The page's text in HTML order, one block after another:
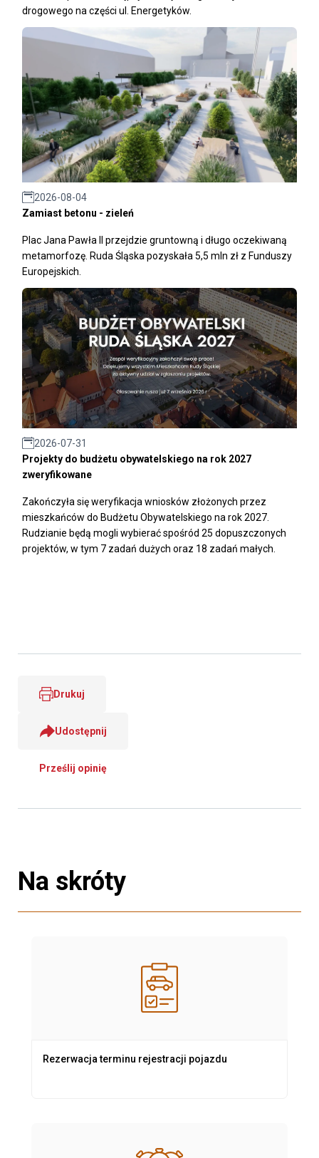
drogowego na części ul. Energetyków.
2026-08-04
Zamiast betonu - zieleń
Plac Jana Pawła II przejdzie gruntowną i długo oczekiwaną
metamorfozę. Ruda Śląska pozyskała 5,5 mln zł z Funduszy
Europejskich.
2026-07-31
Projekty do budżetu obywatelskiego na rok 2027
zweryfikowane
Zakończyła się weryfikacja wniosków złożonych przez
mieszkańców do Budżetu Obywatelskiego na rok 2027.
Rudzianie będą mogli wybierać spośród 25 dopuszczonych
projektów, w tym 7 zadań dużych oraz 18 zadań małych.
Drukuj
Udostępnij
Prześlij opinię
Na skróty
Rezerwacja terminu rejestracji pojazdu